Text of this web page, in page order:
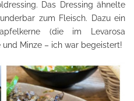
Das Dressing ähnelte
zum Fleisch. Dazu ein
(die im Levarosa
Minze – ich war begeistert!